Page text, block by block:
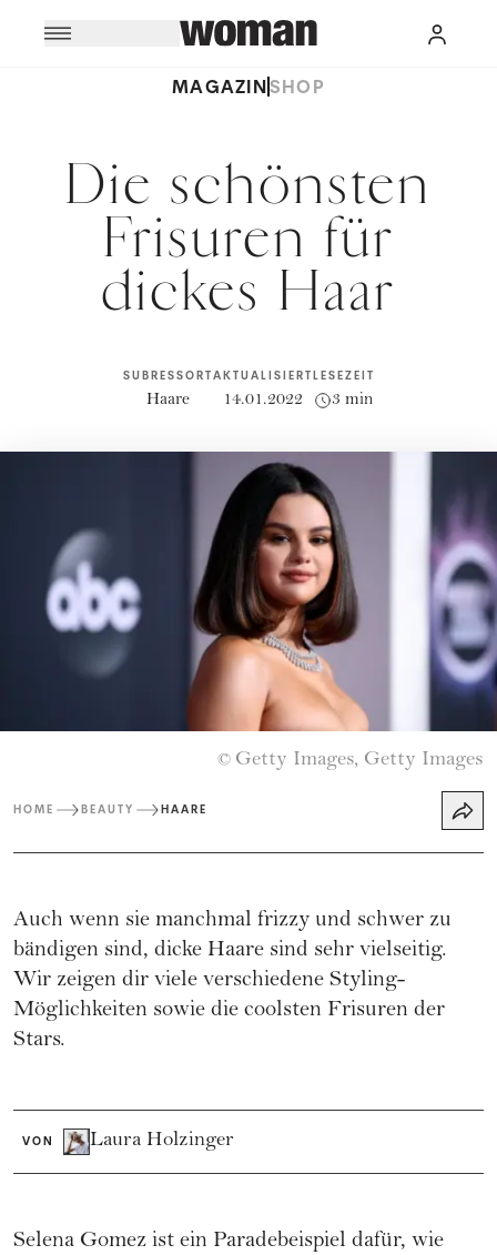
MAGAZINSHOP
Die schönsten
Frisuren für
dickes Haar
SUBRESSORT
Haare
AKTUALISIERT
14.01.2022
LESEZEIT
3 min
© Getty Images, Getty Images
HOME BEAUTY HAARE
Auch wenn sie manchmal frizzy und schwer zu
bändigen sind, dicke Haare sind sehr vielseitig.
Wir zeigen dir viele verschiedene Styling-
Möglichkeiten sowie die coolsten Frisuren der
Stars.
VON Laura Holzinger
Selena Gomez ist ein Paradebeispiel dafür, wie